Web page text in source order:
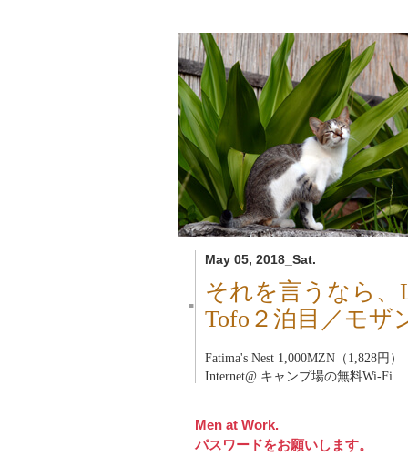
May 05, 2018_Sat.
■
それを言うなら、
Tofo２泊目／モザ
Fatima's Nest 1,000MZN（1,828円）
Internet@ キャンプ場の無料Wi-Fi
Men at Work.
パスワードをお願いします。